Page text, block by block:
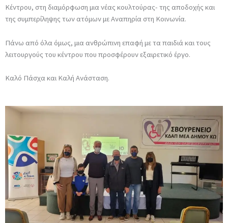
Κέντρου, στη διαμόρφωση μια νέας κουλτούρας- της αποδοχής και
της συμπερίληψης των ατόμων με Αναπηρία στη Κοινωνία.
Πάνω από όλα όμως, μια ανθρώπινη επαφή με τα παιδιά και τους
λειτουργούς του κέντρου που προσφέρουν εξαιρετικό έργο.
Καλό Πάσχα και Καλή Ανάσταση.